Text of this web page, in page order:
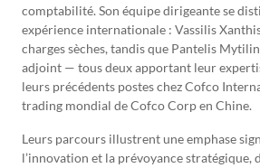
comptabilité. Son équipe dirigeante se
expérience internationale : Vassilis
charges sèches, tandis que Pantelis
adjoint — tous deux apportant leur
leurs précédents postes chez Cofco
trading mondial de Cofco Corp en Chine.
Leurs parcours illustrent une emphase
l’innovation et la prévoyance stratégique,